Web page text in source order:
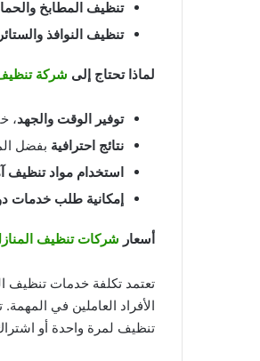
تنظيف المطابخ
تنظيف النوافذ والستائر
لماذا تحتاج إلى شركة تنظيف
توفير الوقت والجهد،
نتائج احترافية بفضل
استخدام مواد تنظيف
إمكانية طلب خدمات
أسعار شركات تنظيف
تعتمد تكلفة خدمات تنظيف
الأفراد العاملين في
تنظيف لمرة واحدة أو